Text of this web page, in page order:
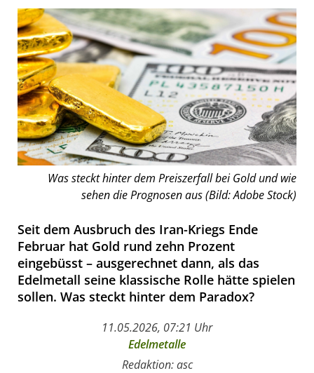
Was steckt hinter dem Preiszerfall bei Gold und wie
sehen die Prognosen aus (Bild: Adobe Stock)
Seit dem Ausbruch des Iran-Kriegs Ende
Februar hat Gold rund zehn Prozent
eingebüsst – ausgerechnet dann, als das
Edelmetall seine klassische Rolle hätte spielen
sollen. Was steckt hinter dem Paradox?
11.05.2026, 07:21 Uhr
Edelmetalle
Redaktion: asc